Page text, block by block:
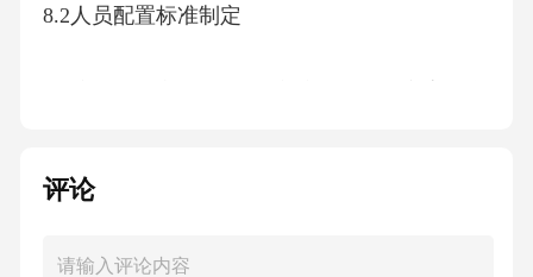
8.2人员配置标准制定
衣液市场规模持续扩大，2022年全国洗衣液市
产品功能需求多元化，普通洗衣液市场份额占
评论